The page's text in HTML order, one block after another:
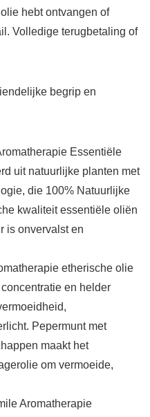
hebt ontvangen of
Volledige terugbetaling of
begrip en
Essentiële
uit natuurlijke planten met
die 100% Natuurlijke
kwaliteit essentiële oliën
is onvervalst en
etherische olie
en helder
Pepermunt met
maakt het
om vermoeide,
Aromatherapie